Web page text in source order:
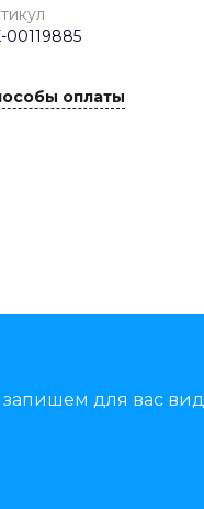
00119885
оплаты
для вас